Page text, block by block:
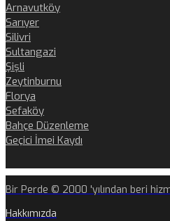
Arnavutköy
Sarıyer
Silivri
Sultangazi
Şişli
Zeytinburnu
Florya
Sefaköy
Bahçe Düzenleme
Geçici İmei Kaydı
Bir Perde © 2000 'yılından beri
Hakkımızda